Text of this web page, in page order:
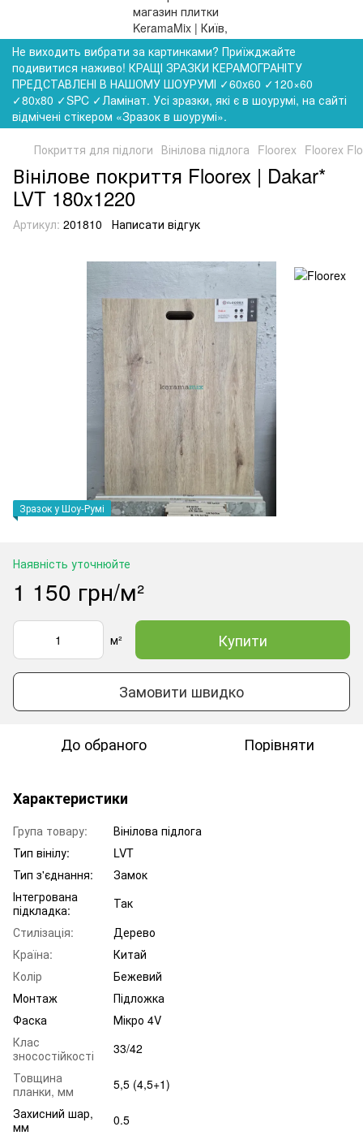
Не виходить вибрати за картинками? Приїжджайте
подивитися наживо! КРАЩІ ЗРАЗКИ КЕРАМОГРАНІТУ
ПРЕДСТАВЛЕНІ В НАШОМУ ШОУРУМІ ✓60x60 ✓120×60
✓80x80 ✓SPC ✓Ламінат. Усі зразки, які є в шоурумі, на сайті
відмічені стікером «Зразок в шоурумі».
Покриття для підлоги Вінілова підлога Floorex Floorex
Вінілове покриття Floorex | Dakar*
LVT 180x1220
Артикул: 201810 Написати відгук
Зразок у Шоу-Румі
Наявність уточнюйте
1 150 грн/м²
м² Купити
Замовити швидко
До обраного Порівняти
Характеристики
Група товару:
Вінілова підлога
Тип вінілу:
LVT
Тип з'єднання:
Замок
Інтегрована
підкладка:
Так
Стилізація:
Дерево
Країна:
Китай
Колір
Бежевий
Монтаж
Підложка
Фаска
Мікро 4V
Клас
зносостійкості
33/42
Товщина
планки, мм
5,5 (4,5+1)
Захисний шар,
мм
0.5